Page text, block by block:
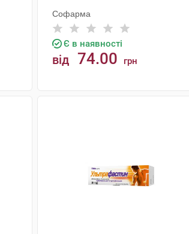
Софарма
Є в наявності
від 74.00 грн